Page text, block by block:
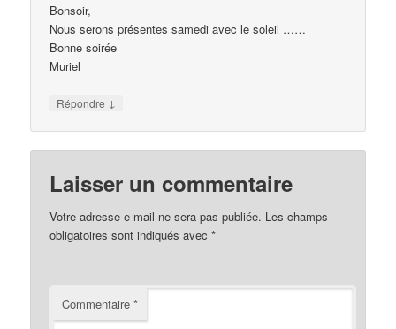
Bonsoir,
Nous serons présentes samedi avec le soleil ……
Bonne soirée
Muriel
Répondre ↓
Laisser un commentaire
Votre adresse e-mail ne sera pas publiée. Les champs
obligatoires sont indiqués avec*
Commentaire*